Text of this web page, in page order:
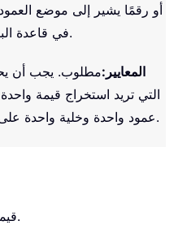
في قاعدة البيانات، مثل 1 للعمود الأول.
المعايير :مطلوب. يجب أن
التي تريد استخراج قيمة
عمود واحدة وخلية واحدة على الأقل أسفل تلك التسمية.
قيمةً رقمية.